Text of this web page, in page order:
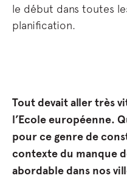
le début dans toutes
planification.
Tout devait aller très
l’Ecole européenne.
pour ce genre de
contexte du manque
abordable dans nos